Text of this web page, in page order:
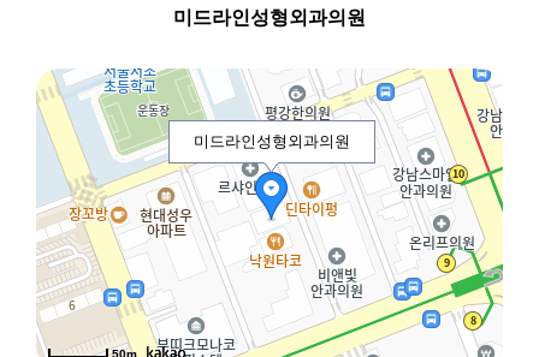
미드라인성형외과의원
미드라인성형외과의원
50m